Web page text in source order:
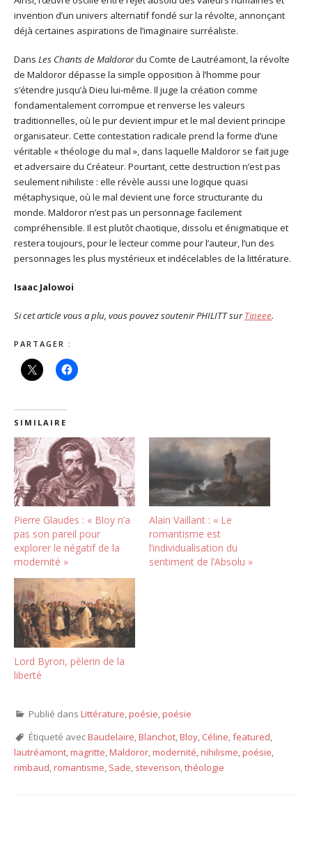
invention d’un univers alternatif fondé sur la révolte, annonçant
déjà certaines aspirations de l’imaginaire surréaliste.
Dans Les Chants de Maldorordu Comte de Lautréamont, la révolte
de Maldoror dépasse la simple opposition à l’homme pour
s’étendre jusqu’à Dieu lui-même. Il juge la création comme
fondamentalement corrompue et renverse les valeurs
traditionnelles, où le pur devient impur et le mal devient principe
organisateur. Cette contestation radicale prend la forme d’une
véritable « théologie du mal », dans laquelle Maldoror se fait juge
et adversaire du Créateur. Pourtant, cette destruction n’est pas
seulement nihiliste : elle révèle aussi une logique quasi
métaphysique, où le mal devient une force structurante du
monde. Maldoror n’est pas un personnage facilement
compréhensible. Il est plutôt chaotique, dissolu et énigmatique et
restera toujours, pour le lecteur comme pour l’auteur, l’un des
personnages les plus mystérieux et indécelables de la littérature.
Isaac Jalowoi
Si cet article vous a plu, vous pouvez soutenir PHILITT surTipeee.
PARTAGER :
SIMILAIRE
Pierre Glaudes : « Bloy n’a
pas son pareil pour
explorer le négatif de la
modernité »
Alain Vaillant : « Le
romantisme est
l’individualisation du
sentiment de l’Absolu »
Lord Byron, pèlerin de la
liberté
Publié dans Littérature,poésie,poésie
Étiqueté avecBaudelaire,Blanchot,Bloy, Céline,featured,
lautréamont,magritte,Maldoror,modernité,nihilisme,poésie,
rimbaud,romantisme, Sade, stevenson,théologie